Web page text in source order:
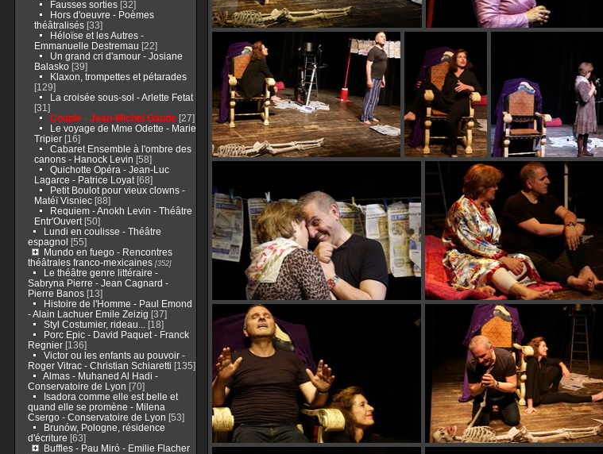
Fausses sorties[32]
Hors d'oeuvre - Poèmes
théâtralisés[33]
Héloïse et les Autres -
Emmanuelle Destremau [22]
Un grand cri d'amour - Josiane
Balasko[39]
Klaxon, trompettes et pétarades
[129]
La croisée sous-sol - Arlette Fetat
[31]
Couple - Jean-Michel Gaude[27]
Le voyage de Mme Odette - Marie
Tripier[16]
Cabaret Ensemble à l'ombre des
canons - Hanock Levin [58]
Quichotte Opéra - Jean-Luc
Lagarce - Patrice Loyat[68]
Petit Boulot pour vieux clowns -
Matéï Visniec[88]
Requiem - Anokh Levin - Théâtre
Entr'Ouvert[50]
Lundi en coulisse - Théâtre
espagnol [55]
Mundo en fuego - Rencontres
théâtrales franco-mexicaines[352]
Le théâtre genre littéraire -
Sabryna Pierre - Jean Cagnard -
Pierre Banos[13]
Histoire de l'Homme - Paul Emond
- Alain Lachuer Emile Zeizig [37]
Styl Costumier, rideau...
[18]
Porc Epic - David Paquet - Franck
Regnier[136]
Victor ou les enfants au pouvoir -
Roger Vitrac - Christian Schiaretti [135]
Almas - Muhaned Al Hadi -
Conservatoire de Lyon [70]
Isadora comme elle est belle et
quand elle se promène - Milena
Csergo - Conservatoire de Lyon [53]
Brunów, Pologne, résidence
d'écriture [63]
Buffles - Pau Miró - Emilie Flacher